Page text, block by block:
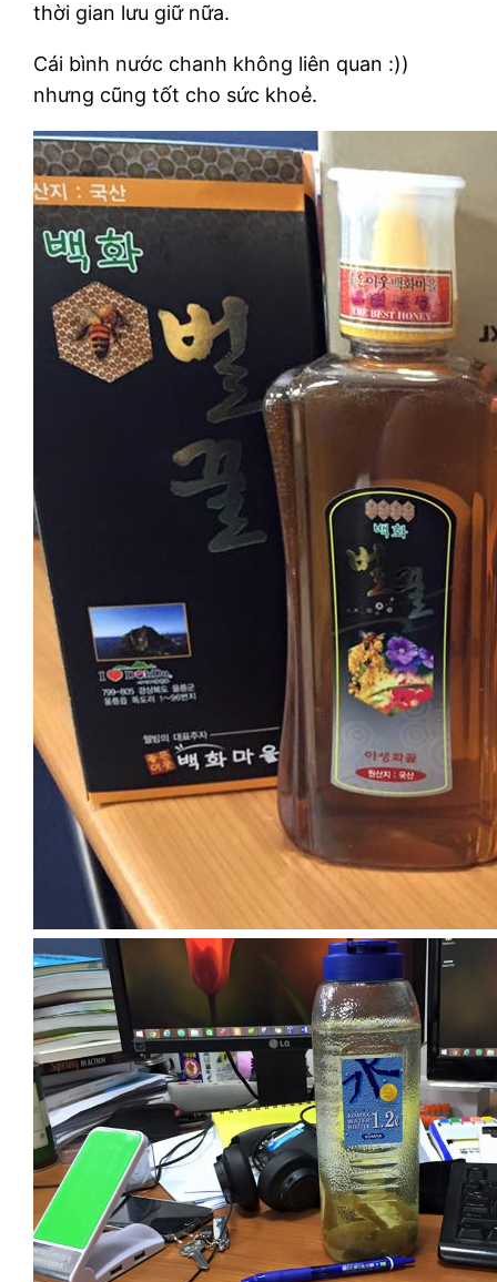
thời gian lưu giữ nữa.
Cái bình nước chanh không liên quan :))
nhưng cũng tốt cho sức khoẻ.